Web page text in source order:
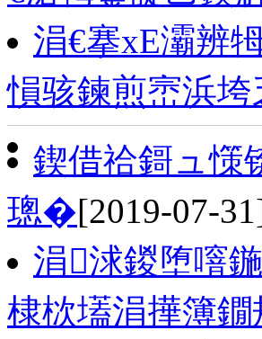
涓€搴хЕ灞辨
愪骇鍊煎崈浜
鍥借祫鎶ュ憡
璁�[2019-07-
涓浗鍐堕噾
棣栨壒涓撶簿